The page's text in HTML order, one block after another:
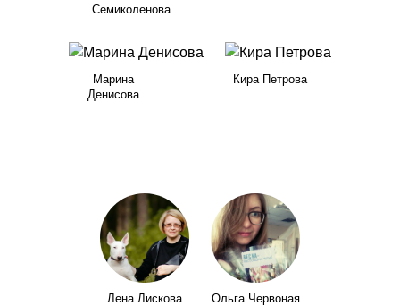
Семиколенова
Марина
Денисова
Кира Петрова
Лена Лискова Ольга Червоная